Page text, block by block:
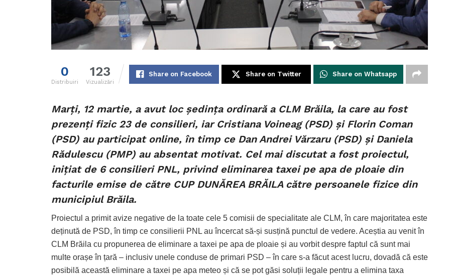
0
Distribuiri
123
Vizualizări
Share on Facebook Share on Twitter Share on Whatsapp
Marți, 12 martie, a avut loc ședința ordinară a CLM Brăila, la care au fost
prezenți fizic 23 de consilieri, iar Cristiana Voineag (PSD) și Florin Coman
(PSD) au participat online, în timp ce Dan Andrei Vărzaru (PSD) și Daniela
Rădulescu (PMP) au absentat motivat. Cel mai discutat a fost proiectul,
inițiat de 6 consilieri PNL, privind eliminarea taxei pe apa de ploaie din
facturile emise de către CUP DUNĂREA BRĂILA către persoanele fizice din
municipiul Brăila.
Proiectul a primit avize negative de la toate cele 5 comisii de specialitate ale CLM, în care majoritatea este
deținută de PSD, în timp ce consilierii PNL au încercat să-și susțină punctul de vedere. Aceștia au venit în
CLM Brăila cu propunerea de eliminare a taxei pe apa de ploaie și au vorbit despre faptul că sunt mai
multe orașe în țară – inclusiv unele conduse de primari PSD – în care s-a făcut acest lucru, dovadă că este
posibilă această eliminare a taxei pe apa meteo și că se pot găsi soluții legale pentru a elimina taxa